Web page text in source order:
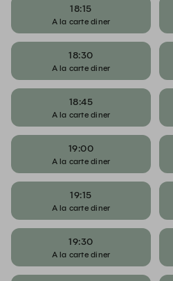
18:15
A la carte diner
18:30
A la carte diner
18:45
A la carte diner
19:00
A la carte diner
19:15
A la carte diner
19:30
A la carte diner